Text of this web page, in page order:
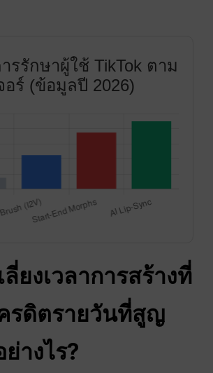
รรักษาผู้ใช้ TikTok ตาม
อร์ (ข้อมูลปี 2026)
ยงเวลาการสร้างที่
รดิตรายวันที่สูญ
างไร?